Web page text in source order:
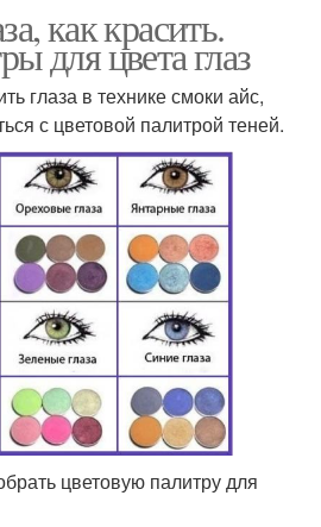
как красить.
для цвета глаз
глаза в технике смоки айс,
с цветовой палитрой теней.
цветовую палитру для